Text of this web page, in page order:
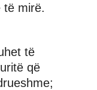
të mirë.
të
që